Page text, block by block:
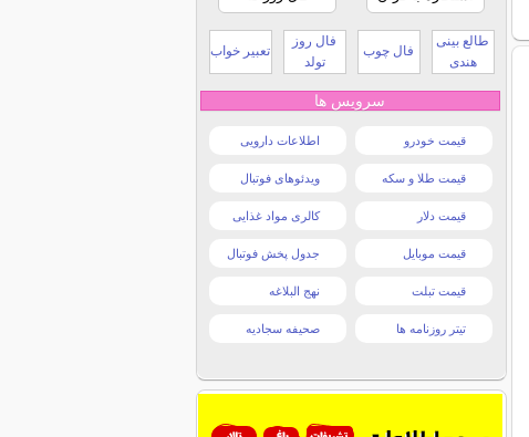
طالع بینی
هندی
فال چوب
فال روز
تولد
تعبیر خواب
سرویس ها
قیمت خودرو اطلاعات دارویی
قیمت طلا و سکه ویدئوهای فوتبال
قیمت دلار کالری مواد غذایی
قیمت موبایل جدول پخش فوتبال
قیمت تبلت نهج البلاغه
تیتر روزنامه ها صحیفه سجادیه